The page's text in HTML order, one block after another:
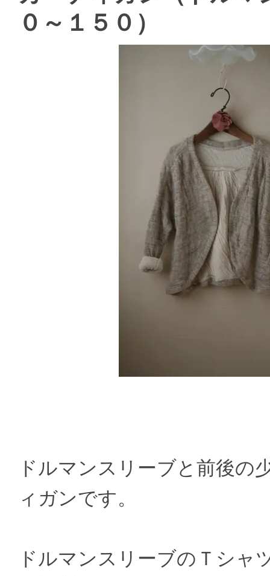
０～１５０）
ドルマンスリーブと前後の
ィガンです。
ドルマンスリーブのＴシャ